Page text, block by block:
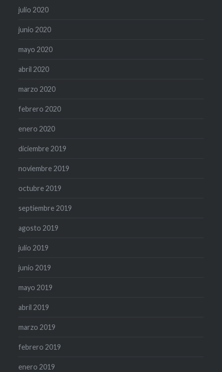
julio 2020
junio 2020
mayo 2020
abril 2020
marzo 2020
febrero 2020
enero 2020
diciembre 2019
noviembre 2019
octubre 2019
septiembre 2019
agosto 2019
julio 2019
junio 2019
mayo 2019
abril 2019
marzo 2019
febrero 2019
enero 2019